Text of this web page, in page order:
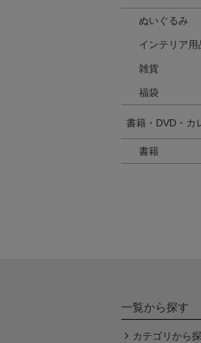
ぬいぐるみ
インテリア用
雑貨
福袋
書籍・DVD・カ
書籍
一覧から探す
カテゴリから